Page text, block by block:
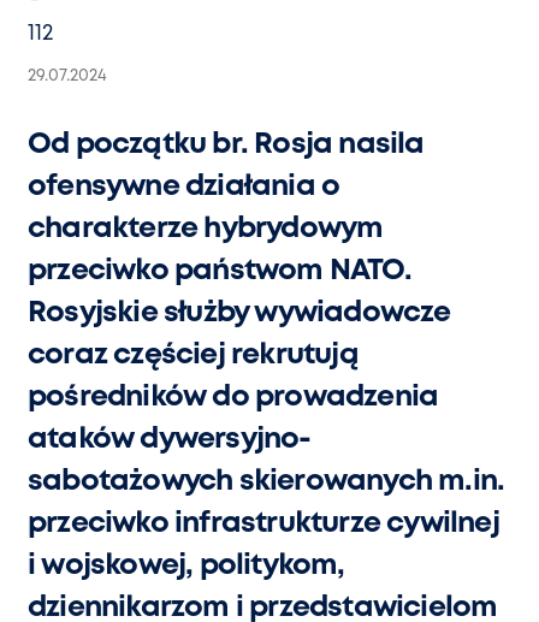
112
29.07.2024
Od początku br. Rosja nasila
ofensywne działania o
charakterze hybrydowym
przeciwko państwom NATO.
Rosyjskie służby wywiadowcze
coraz częściej rekrutują
pośredników do prowadzenia
ataków dywersyjno-
sabotażowych skierowanych m.in.
przeciwko infrastrukturze cywilnej
i wojskowej, politykom,
dziennikarzom i przedstawicielom